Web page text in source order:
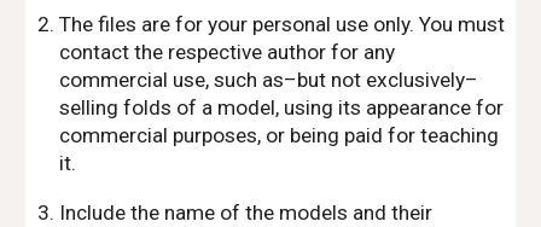
The files are for your personal use only. You must
contact the respective author for any
commercial use, such as–but not exclusively–
selling folds of a model, using its appearance for
commercial purposes, or being paid for teaching
it.
Include the name of the models and their